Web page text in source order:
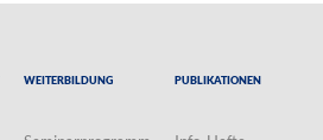
Weiterbildung Publikationen